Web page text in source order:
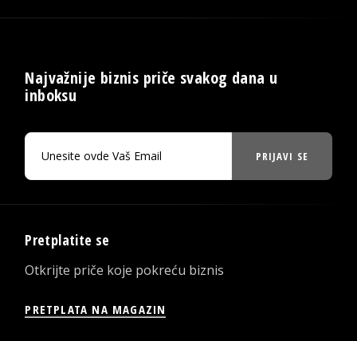
Najvažnije biznis priče svakog dana u
inboksu
PRIJAVI SE
Pretplatite se
Otkrijte priče koje pokreću biznis
PRETPLATA NA MAGAZIN